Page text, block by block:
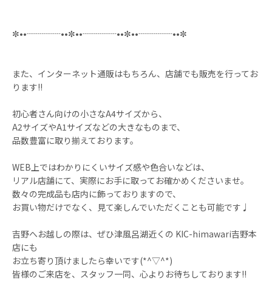
✼••┈┈┈┈••✼••┈┈┈┈••✼••┈┈┈┈••✼
また、インターネット通販はもちろん、店舗でも販売を行ってお
ります!!
初心者さん向けの小さなA4サイズから、
A2サイズやA1サイズなどの大きなものまで、
品数豊富に取り揃えております。
WEB上ではわかりにくいサイズ感や色合いなどは、
リアル店舗にて、実際にお手に取ってお確かめくださいませ。
数々の完成品も店内に飾っておりますので、
お買い物だけでなく、見て楽しんでいただくことも可能です♩
吉野へお越しの際は、ぜひ津風呂湖近くの KIC-himawari吉野本
店にも
お立ち寄り頂けましたら幸いです(*^▽^*)
皆様のご来店を、スタッフ一同、心よりお待ちしております!!